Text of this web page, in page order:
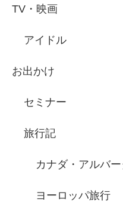
TV・映画
アイドル
お出かけ
セミナー
旅行記
カナダ・アルバ
ヨーロッパ旅行